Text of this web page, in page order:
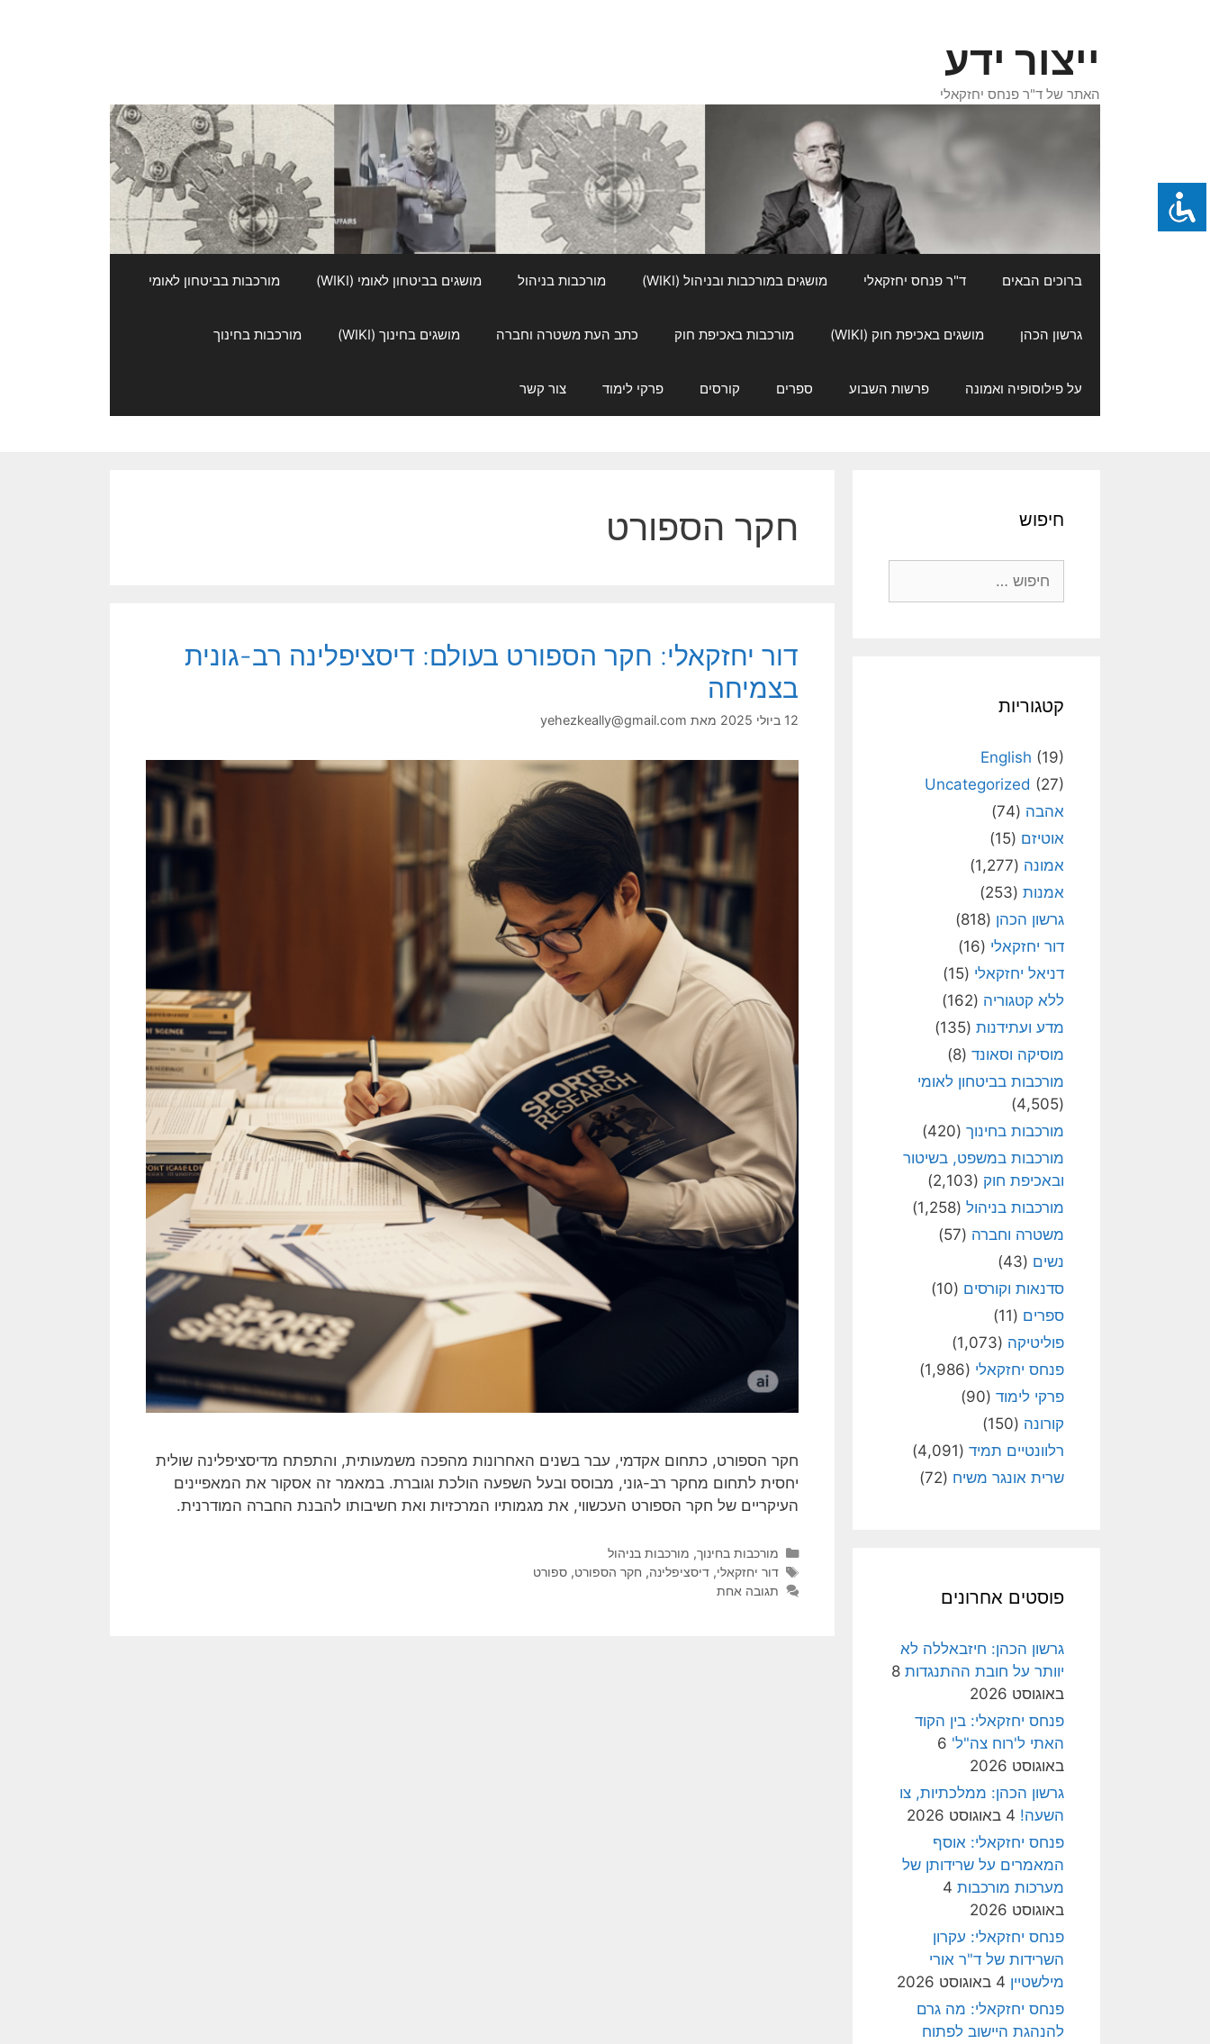
ייצור ידע
האתר של ד"ר פנחס יחזקאלי
ברוכים הבאים ד"ר פנחס יחזקאלי מושגים במורכבות ובניהול (WIKI) מורכבות בניהול מושגים בביטחון לאומי (WIKI) מורכבות בביטחון לאומי
גרשון הכהן מושגים באכיפת חוק (WIKI) מורכבות באכיפת חוק כתב העת משטרה וחברה מושגים בחינוך (WIKI) מורכבות בחינוך
על פילוסופיה ואמונה פרשות השבוע ספרים קורסים פרקי לימוד צור קשר
חקר הספורט
דור יחזקאלי: חקר הספורט בעולם: דיסציפלינה רב-גונית
בצמיחה
12 ביולי 2025 מאת yehezkeally@gmail.com
חקר הספורט, כתחום אקדמי, עבר בשנים האחרונות מהפכה משמעותית, והתפתח מדיסציפלינה שולית
יחסית לתחום מחקר רב-גוני, מבוסס ובעל השפעה הולכת וגוברת. במאמר זה אסקור את המאפיינים
העיקריים של חקר הספורט העכשווי, את מגמותיו המרכזיות ואת חשיבותו להבנת החברה המודרנית.
קטגוריות
מורכבות בחינוך, מורכבות בניהול
תגיות
דור יחזקאלי, דיסציפלינה, חקר הספורט, ספורט
תגובה אחת
חיפוש
קטגוריות
English (19)
Uncategorized (27)
אהבה (74)
אוטיזם (15)
אמונה (1,277)
אמנות (253)
גרשון הכהן (818)
דור יחזקאלי (16)
דניאל יחזקאלי (15)
ללא קטגוריה (162)
מדע ועתידנות (135)
מוסיקה וסאונד (8)
מורכבות בביטחון לאומי
(4,505)
מורכבות בחינוך (420)
מורכבות במשפט, בשיטור
ובאכיפת חוק (2,103)
מורכבות בניהול (1,258)
משטרה וחברה (57)
נשים (43)
סדנאות וקורסים (10)
ספרים (11)
פוליטיקה (1,073)
פנחס יחזקאלי (1,986)
פרקי לימוד (90)
קורונה (150)
רלוונטיים תמיד (4,091)
שרית אונגר משיח (72)
פוסטים אחרונים
גרשון הכהן: חיזבאללה לא
יוותר על חובת ההתנגדות 8
באוגוסט 2026
פנחס יחזקאלי: בין הקוד
האתי ל'רוח צה"ל' 6
באוגוסט 2026
גרשון הכהן: ממלכתיות, צו
השעה! 4 באוגוסט 2026
פנחס יחזקאלי: אוסף
המאמרים על שרידותן של
מערכות מורכבות 4
באוגוסט 2026
פנחס יחזקאלי: עקרון
השרידות של ד"ר אורי
מילשטיין 4 באוגוסט 2026
פנחס יחזקאלי: מה גרם
להנהגת היישוב לפתוח